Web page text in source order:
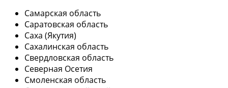
Самарская область
Саратовская область
Саха (Якутия)
Сахалинская область
Свердловская область
Северная Осетия
Смоленская область